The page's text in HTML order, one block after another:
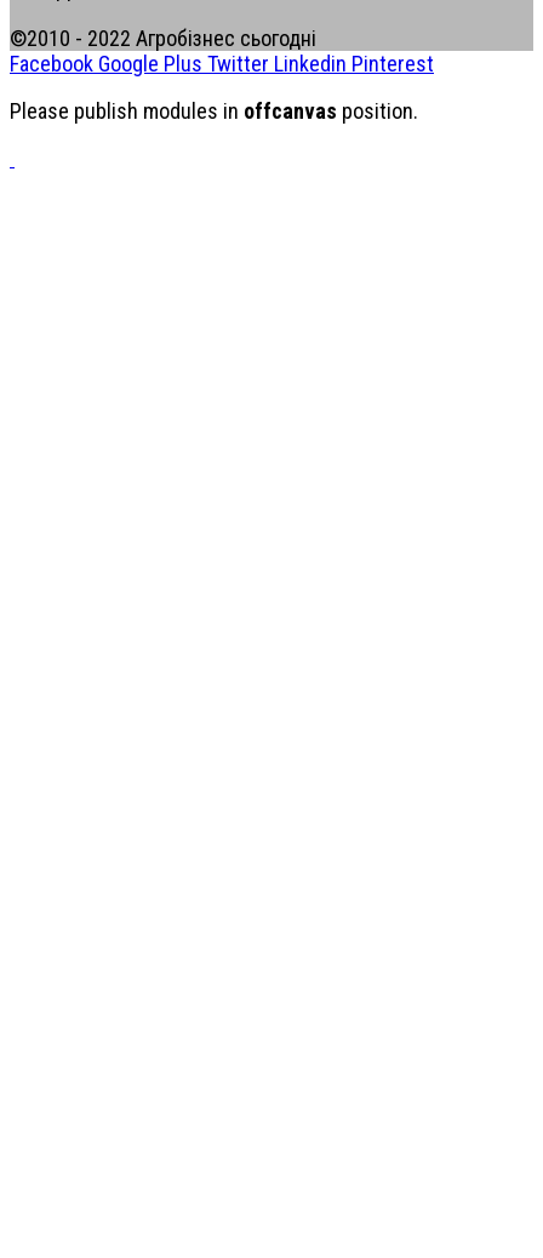
©2010 - 2022 Агробізнес сьогодні
Facebook Google Plus Twitter Linkedin Pinterest
Please publish modules in offcanvas position.